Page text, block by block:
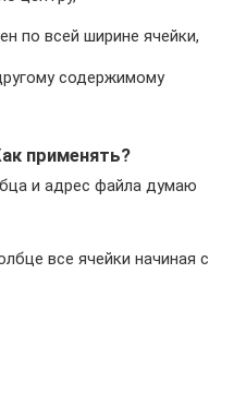
по всей ширине ячейки,
содержимому
применять?
и адрес файла думаю
все ячейки начиная с